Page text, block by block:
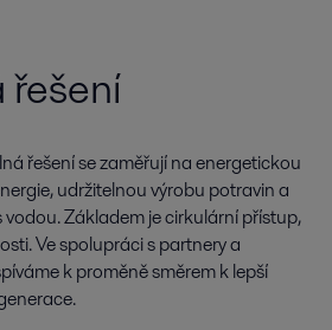
řešení se zaměřují na energetickou
udržitelnou výrobu potravin a
Základem je cirkulární přístup,
Ve spolupráci s partnery a
k proměně směrem k lepší